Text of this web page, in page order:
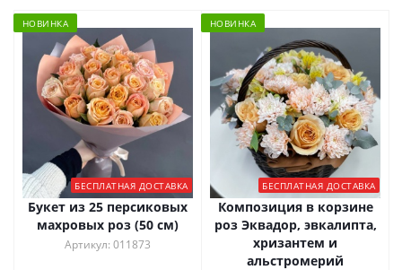
НОВИНКА
БЕСПЛАТНАЯ ДОСТАВКА
Букет из 25 персиковых
махровых роз (50 см)
Артикул: 011873
НОВИНКА
БЕСПЛАТНАЯ ДОСТАВКА
Композиция в корзине
роз Эквадор, эвкалипта,
хризантем и
альстромерий